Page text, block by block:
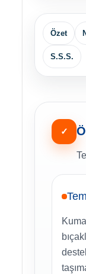
Özet
S.S.S.
✓